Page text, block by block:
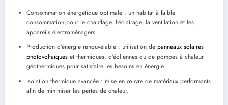
Consommation énergétique optimale : un habitat à faible
consommation pour le chauffage, l’éclairage, la ventilation et les
appareils électroménagers.
Production d’énergie renouvelable : utilisation de panneaux solaires
photovoltaïques et thermiques, d’éoliennes ou de pompes à chaleur
géothermiques pour satisfaire les besoins en énergie.
Isolation thermique avancée : mise en œuvre de matériaux performants
afin de minimiser les pertes de chaleur.